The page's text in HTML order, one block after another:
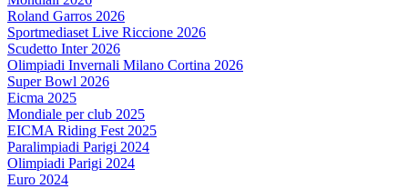
Roland Garros 2026
Sportmediaset Live Riccione 2026
Scudetto Inter 2026
Olimpiadi Invernali Milano Cortina 2026
Super Bowl 2026
Eicma 2025
Mondiale per club 2025
EICMA Riding Fest 2025
Paralimpiadi Parigi 2024
Olimpiadi Parigi 2024
Euro 2024